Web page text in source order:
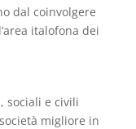
dal coinvolgere
italofona dei
sociali e civili
migliore in